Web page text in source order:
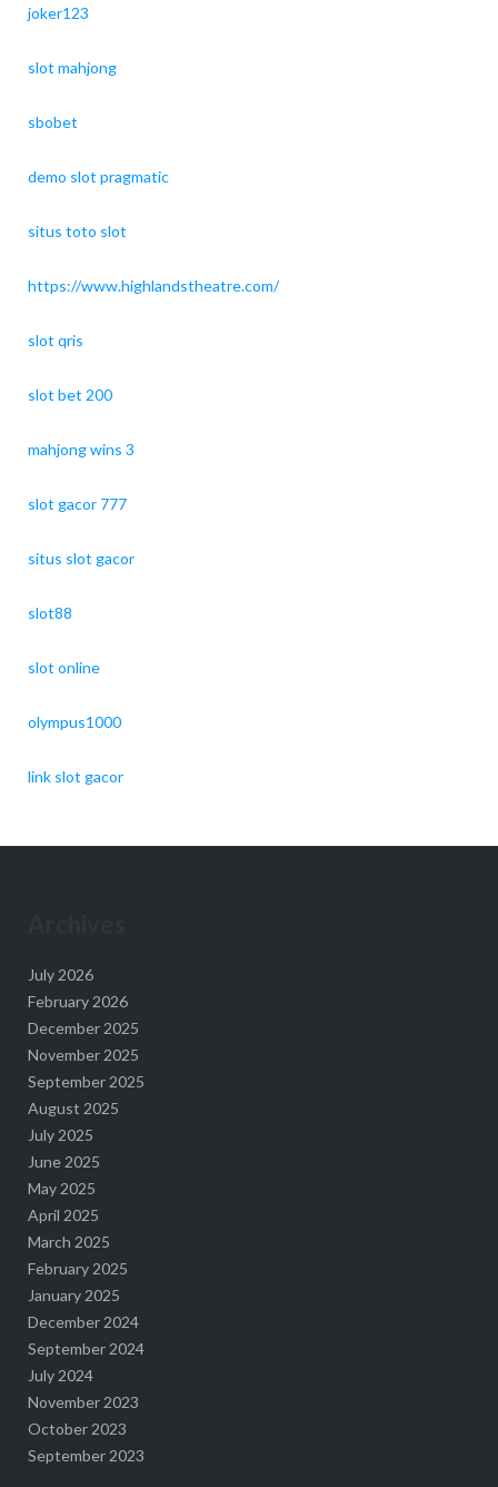
joker123
slot mahjong
sbobet
demo slot pragmatic
situs toto slot
https://www.highlandstheatre.com/
slot qris
slot bet 200
mahjong wins 3
slot gacor 777
situs slot gacor
slot88
slot online
olympus1000
link slot gacor
July 2026
February 2026
December 2025
November 2025
September 2025
August 2025
July 2025
June 2025
May 2025
April 2025
March 2025
February 2025
January 2025
December 2024
September 2024
July 2024
November 2023
October 2023
September 2023